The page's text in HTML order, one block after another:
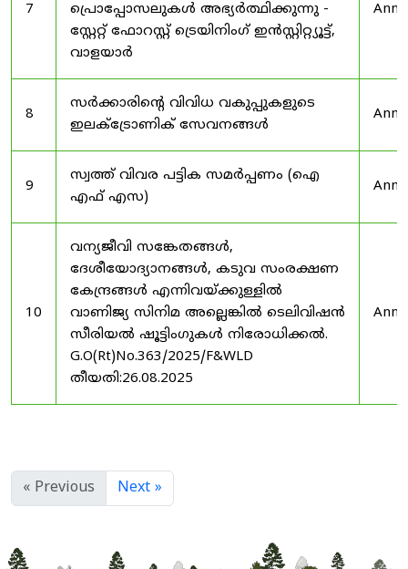
7
പ്രൊപ്പോസലുകൾ അഭ്യർത്ഥിക്കുന്നു -
സ്റ്റേറ്റ് ഫോറസ്റ്റ് ട്രെയിനിംഗ് ഇൻസ്റ്റിറ്റ്യൂട്ട്,
വാളയാർ
8
സർക്കാരിന്റെ വിവിധ വകുപ്പുകളുടെ
ഇലക്ട്രോണിക് സേവനങ്ങൾ
9
സ്വത്ത് വിവര പട്ടിക സമർപ്പണം (ഐ
എഫ് എസ)
10
വന്യജീവി സങ്കേതങ്ങൾ,
ദേശീയോദ്യാനങ്ങൾ, കടുവ സംരക്ഷണ
കേന്ദ്രങ്ങൾ എന്നിവയ്ക്കുള്ളിൽ
വാണിജ്യ സിനിമ അല്ലെങ്കിൽ ടെലിവിഷൻ
സീരിയൽ ഷൂട്ടിംഗുകൾ നിരോധിക്കൽ.
G.O(Rt)No.363/2025/F&WLD
തീയതി:26.08.2025
« Previous Next »